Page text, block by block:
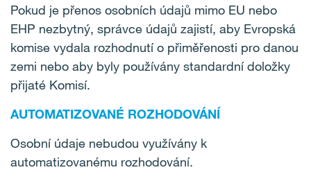
Pokud je přenos osobních údajů mimo EU nebo
EHP nezbytný, správce údajů zajistí, aby Evropská
komise vydala rozhodnutí o přiměřenosti pro danou
zemi nebo aby byly používány standardní doložky
přijaté Komisí.
AUTOMATIZOVANÉ ROZHODOVÁNÍ
Osobní údaje nebudou využívány k
automatizovanému rozhodování.